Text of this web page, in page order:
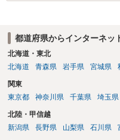
都道府県からインターネッ
北海道・東北
北海道
青森県 岩手県 宮城県
関東
東京都
神奈川県 千葉県 埼玉県
北陸・甲信越
新潟県
長野県 山梨県 石川県